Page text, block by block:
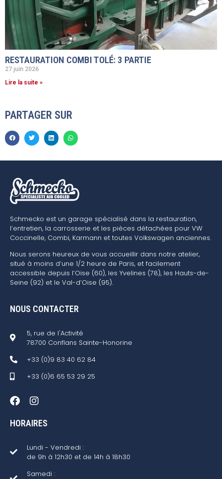
RESTAURATION COMBI TOLÉ: 3 PARTIE
27 juin 2026
Lire la suite »
PARTAGER SUR
Schmecko est un garage spécialisé dans la restauration,
l’entretien, la carrosserie et les pièces détachées pour VW
Coccinelle, Combi, Karmann et toutes Volkswagen anciennes.
Nous serons heureux de vous accueillir dans notre atelier,
situé à moins d’une 1/2 heure de Paris, et facilement
accessible depuis l’Oise (60), les Yvelines (78), les Hauts-de-
Seine (92) et le Val-d’Oise (95).
NOUS CONTACTER
5, rue de l'Activité
78700 Conflans Sainte-Honorine
+33 (0)9 83 40 62 84
+33 (0)6 65 53 29 25
HORAIRES
Lundi - Vendredi :
de 9h à 12h30 et de 14h à 18h30
Samedi :